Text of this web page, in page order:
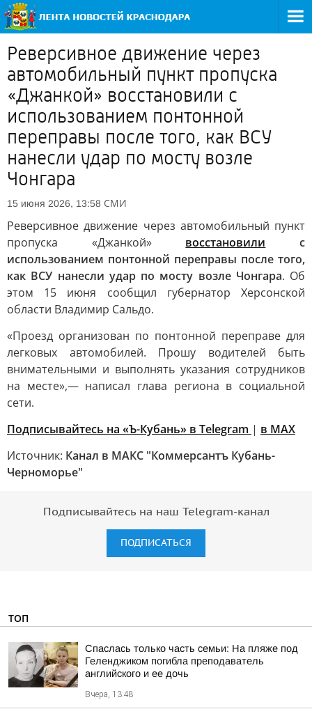
Реверсивное движение через
автомобильный пункт пропуска
«Джанкой» восстановили с
использованием понтонной
переправы после того, как ВСУ
нанесли удар по мосту возле
Чонгара
15 июня 2026, 13:58 СМИ
Реверсивное движение через автомобильный пункт
пропуска «Джанкой» восстановили с
использованием понтонной переправы после того,
как ВСУ нанесли удар по мосту возле Чонгара. Об
этом 15 июня сообщил губернатор Херсонской
области Владимир Сальдо.
«Проезд организован по понтонной переправе для
легковых автомобилей. Прошу водителей быть
внимательными и выполнять указания сотрудников
на месте»,— написал глава региона в социальной
сети.
Подписывайтесь на «Ъ-Кубань» в Telegram | в MAX
Источник: Канал в МАКС "Коммерсантъ Кубань-
Черноморье"
Подписывайтесь на наш Telegram-канал
ПОДПИСАТЬСЯ
ТОП
Спаслась только часть семьи: На пляже под
Геленджиком погибла преподаватель
английского и ее дочь
Вчера, 13:48